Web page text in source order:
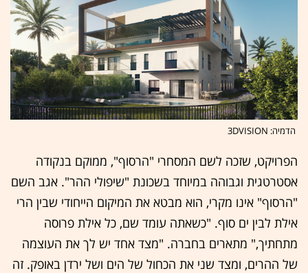
הדמיה: 3DVISION
הפרויקט, שזכה לשם המסחרי "הרסוף", ממוקם בנקודה
אסטרטגית וגבוהה במיוחד בשכונת "שיפולי ההר". אגב השם
"הרסוף" אינו מקרי, הוא מבטא את המיקום הייחודי שבין הרי
אילת לבין ים סוף. "כשאתה עומד שם, כל אילת פרוסה
מתחתיך," מתארים בחברה. "מצד אחד יש לך את העוצמה
של ההרים, ומצד שני את הכחול של הים ושל ירדן באופק. זה